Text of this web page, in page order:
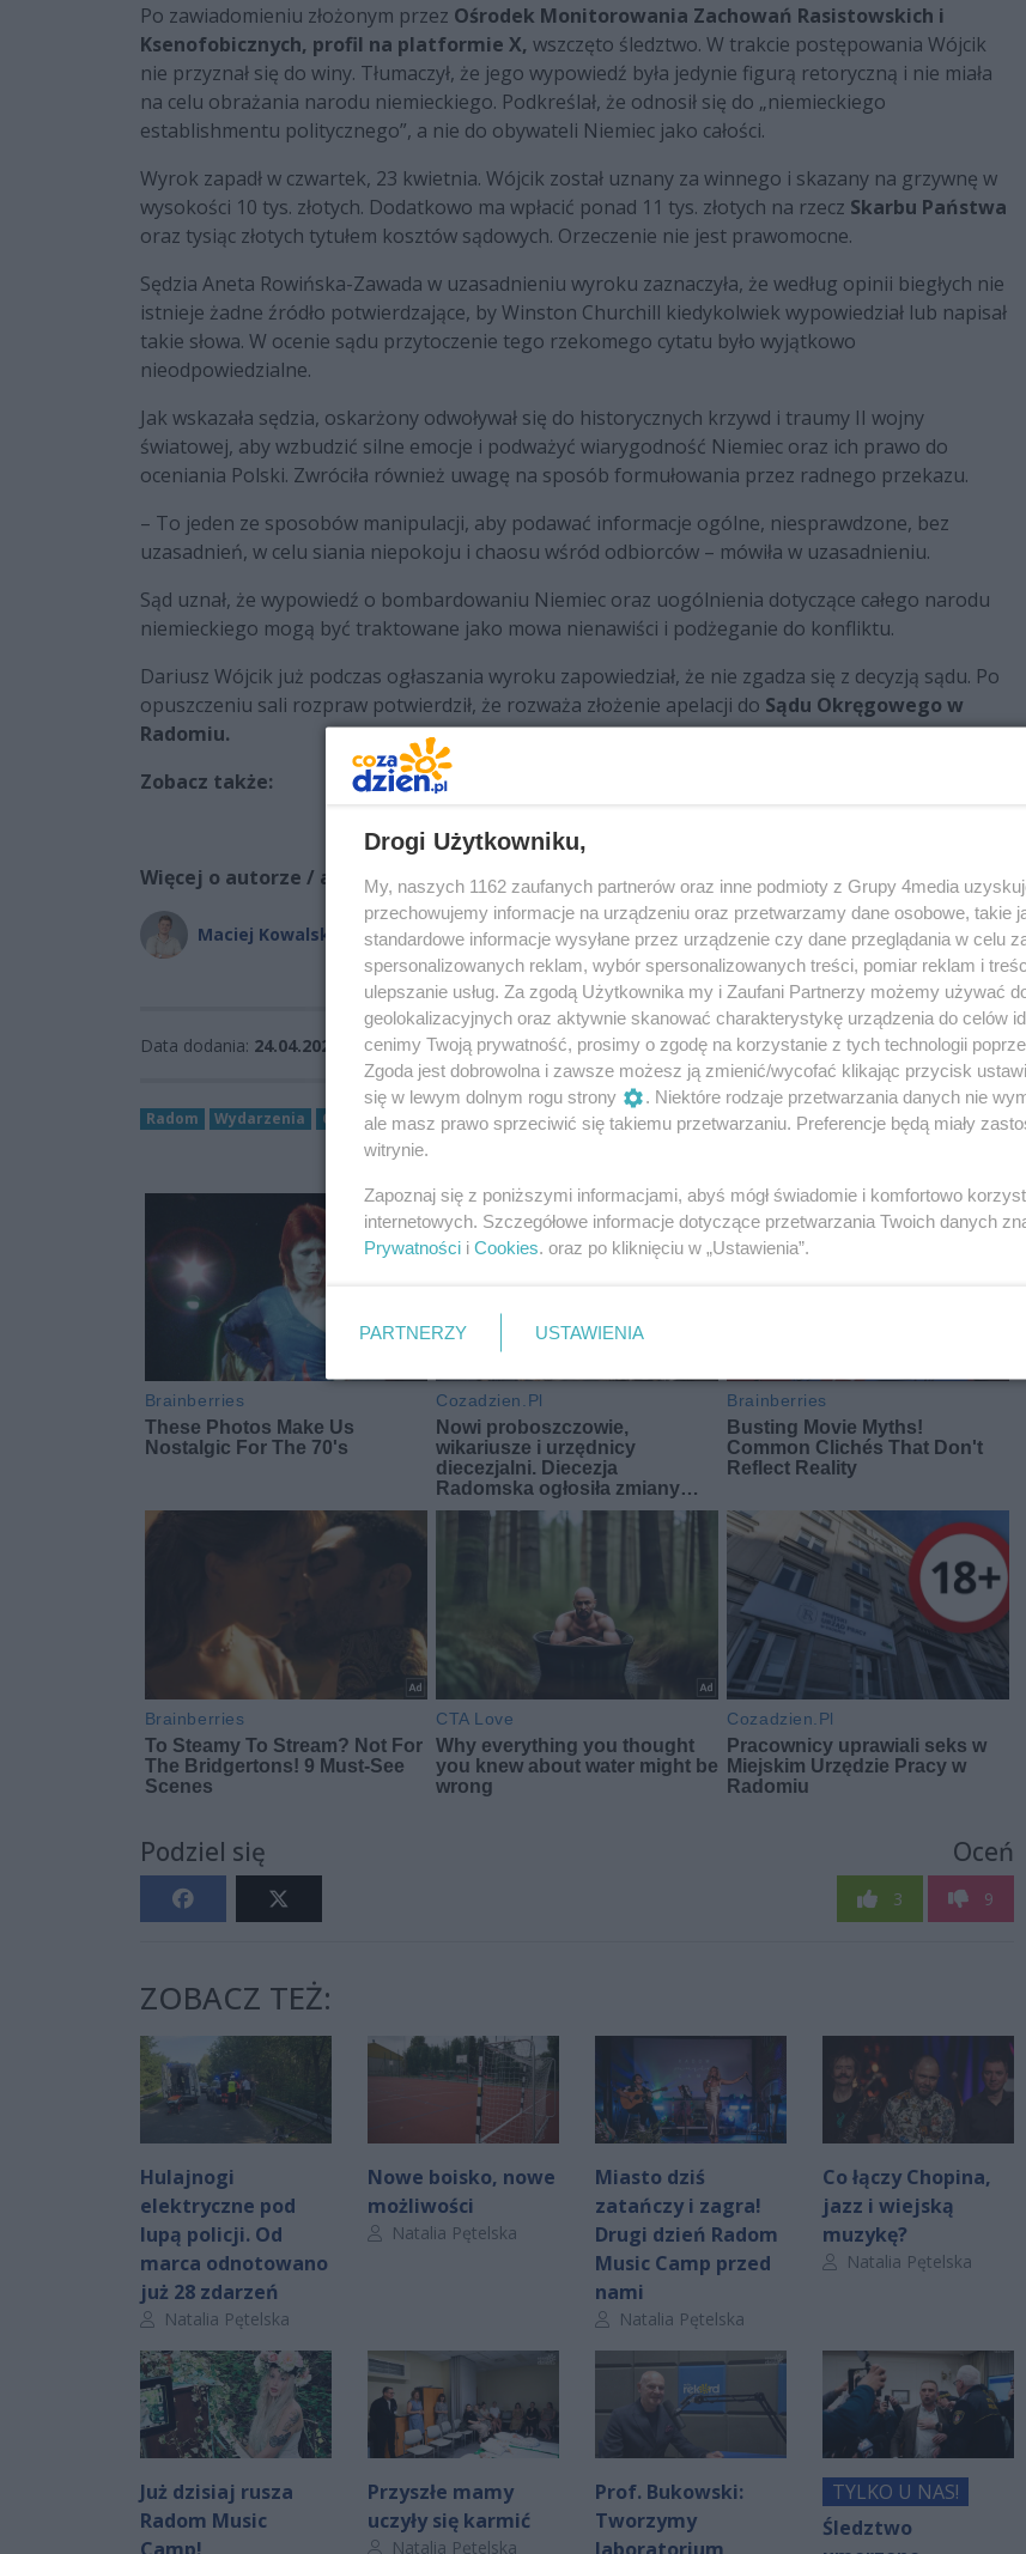
Po zawiadomieniu złożonym przez Ośrodek Monitorowania Zachowań Rasistowskich i
Ksenofobicznych, profil na platformie X, wszczęto śledztwo. W trakcie postępowania Wójcik
nie przyznał się do winy. Tłumaczył, że jego wypowiedź była jedynie figurą retoryczną i nie miała
na celu obrażania narodu niemieckiego. Podkreślał, że odnosił się do „niemieckiego
establishmentu politycznego”, a nie do obywateli Niemiec jako całości.
Wyrok zapadł w czwartek, 23 kwietnia. Wójcik został uznany za winnego i skazany na grzywnę w
wysokości 10 tys. złotych. Dodatkowo ma wpłacić ponad 11 tys. złotych na rzecz Skarbu Państwa
oraz tysiąc złotych tytułem kosztów sądowych. Orzeczenie nie jest prawomocne.
Sędzia Aneta Rowińska-Zawada w uzasadnieniu wyroku zaznaczyła, że według opinii biegłych nie
istnieje żadne źródło potwierdzające, by Winston Churchill kiedykolwiek wypowiedział lub napisał
takie słowa. W ocenie sądu przytoczenie tego rzekomego cytatu było wyjątkowo
nieodpowiedzialne.
Jak wskazała sędzia, oskarżony odwoływał się do historycznych krzywd i traumy II wojny
światowej, aby wzbudzić silne emocje i podważyć wiarygodność Niemiec oraz ich prawo do
oceniania Polski. Zwróciła również uwagę na sposób formułowania przez radnego przekazu.
– To jeden ze sposobów manipulacji, aby podawać informacje ogólne, niesprawdzone, bez
uzasadnień, w celu siania niepokoju i chaosu wśród odbiorców – mówiła w uzasadnieniu.
Sąd uznał, że wypowiedź o bombardowaniu Niemiec oraz uogólnienia dotyczące całego narodu
niemieckiego mogą być traktowane jako mowa nienawiści i podżeganie do konfliktu.
Dariusz Wójcik już podczas ogłaszania wyroku zapowiedział, że nie zgadza się z decyzją sądu. Po
opuszczeniu sali rozpraw potwierdził, że rozważa złożenie apelacji do Sądu Okręgowego w
Radomiu.
Zobacz także:
Więcej o autorze / autorach:
Maciej Kowalski
Data dodania: 24.04.2026 12:54
Radom Wydarzenia Cozadzień
Podziel się Oceń
3 9
ZOBACZ TEŻ:
Hulajnogi
elektryczne pod
lupą policji. Od
marca odnotowano
już 28 zdarzeń
Autor artykułu:
Natalia Pętelska
Nowe boisko, nowe
możliwości
Autor artykułu:
Natalia Pętelska
Miasto dziś
zatańczy i zagra!
Drugi dzień Radom
Music Camp przed
nami
Autor artykułu:
Natalia Pętelska
Co łączy Chopina,
jazz i wiejską
muzykę?
Autor artykułu:
Natalia Pętelska
Już dzisiaj rusza
Radom Music
Camp!
Przyszłe mamy
uczyły się karmić
Autor artykułu:
Natalia Pętelska
Prof. Bukowski:
Tworzymy
laboratorium
TYLKO U NAS!
Śledztwo
Drogi Użytkowniku,
My, naszych 1162 zaufanych partnerów oraz inne podmioty z Grupy 4media
przechowujemy informacje na urządzeniu oraz przetwarzamy dane osobowe, takie
standardowe informacje wysyłane przez urządzenie czy dane przeglądania w celu
spersonalizowanych reklam, wybór spersonalizowanych treści, pomiar reklam i
ulepszanie usług. Za zgodą Użytkownika my i Zaufani Partnerzy możemy używać
geolokalizacyjnych oraz aktywnie skanować charakterystykę urządzenia do celów
cenimy Twoją prywatność, prosimy o zgodę na korzystanie z tych technologii
Zgoda jest dobrowolna i zawsze możesz ją zmienić/wycofać klikając przycisk
się w lewym dolnym rogu strony
. Niektóre rodzaje przetwarzania danych nie
ale masz prawo sprzeciwić się takiemu przetwarzaniu. Preferencje będą miały
witrynie.
Zapoznaj się z poniższymi informacjami, abyś mógł świadomie i komfortowo
internetowych. Szczegółowe informacje dotyczące przetwarzania Twoich danych
Prywatności i Cookies. oraz po kliknięciu w „Ustawienia”.
PARTNERZY USTAWIENIA